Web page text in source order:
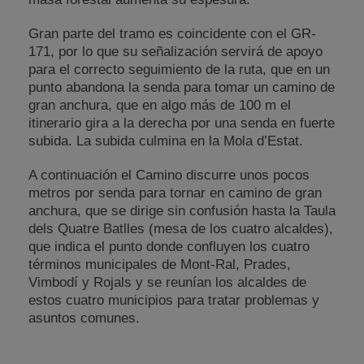
Gran parte del tramo es coincidente con el GR-
171, por lo que su señalización servirá de apoyo
para el correcto seguimiento de la ruta, que en un
punto abandona la senda para tomar un camino de
gran anchura, que en algo más de 100 m el
itinerario gira a la derecha por una senda en fuerte
subida. La subida culmina en la Mola d’Estat.
A continuación el Camino discurre unos pocos
metros por senda para tornar en camino de gran
anchura, que se dirige sin confusión hasta la Taula
dels Quatre Batlles (mesa de los cuatro alcaldes),
que indica el punto donde confluyen los cuatro
términos municipales de Mont-Ral, Prades,
Vimbodí y Rojals y se reunían los alcaldes de
estos cuatro municipios para tratar problemas y
asuntos comunes.